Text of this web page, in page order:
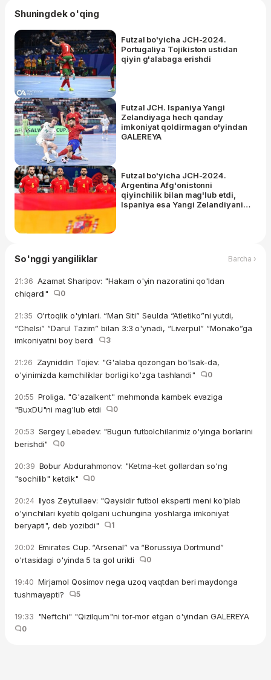
Shuningdek o'qing
Futzal bo'yicha JCH-2024.
Portugaliya Tojikiston ustidan
qiyin g'alabaga erishdi
Futzal JCH. Ispaniya Yangi
Zelandiyaga hech qanday
imkoniyat qoldirmagan o'yindan
GALEREYA
Futzal bo'yicha JCH-2024.
Argentina Afg'onistonni
qiyinchilik bilan mag'lub etdi,
Ispaniya esa Yangi Zelandiyani
So'nggi yangiliklar Barcha ›
21:36 Azamat Sharipov: "Hakam o'yin nazoratini qo'ldan
chiqardi"
0
21:35 O'rtoqlik o'yinlari. “Man Siti” Seulda “Atletiko”ni yutdi,
“Chelsi” “Darul Tazim” bilan 3:3 o'ynadi, “Liverpul” “Monako”ga
imkoniyatni boy berdi
3
21:26 Zayniddin Tojiev: "G'alaba qozongan bo'lsak-da,
o'yinimizda kamchiliklar borligi ko'zga tashlandi"
0
20:55 Proliga. "G'azalkent" mehmonda kambek evaziga
"BuxDU"ni mag'lub etdi
0
20:53 Sergey Lebedev: "Bugun futbolchilarimiz o'yinga borlarini
berishdi"
0
20:39 Bobur Abdurahmonov: "Ketma-ket gollardan so'ng
"sochilib" ketdik"
0
20:24 Ilyos Zeytullaev: "Qaysidir futbol eksperti meni ko'plab
o'yinchilari kyetib qolgani uchungina yoshlarga imkoniyat
beryapti", deb yozibdi"
1
20:02 Emirates Cup. “Arsenal” va “Borussiya Dortmund”
o'rtasidagi o'yinda 5 ta gol urildi
0
19:40 Mirjamol Qosimov nega uzoq vaqtdan beri maydonga
tushmayapti?
5
19:33 "Neftchi" "Qizilqum"ni tor-mor etgan o'yindan GALEREYA
0